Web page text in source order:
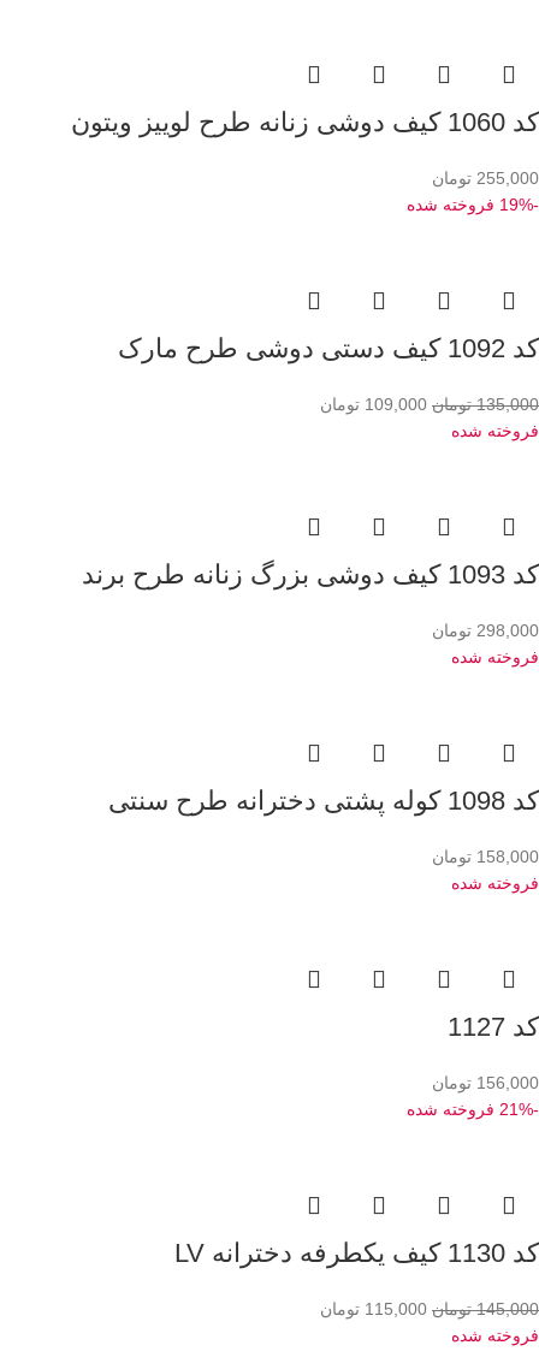
کد 1060 کیف دوشی زنانه طرح لوییز ویتون
255,000 تومان
-19%
فروخته شده
کد 1092 کیف دستی دوشی طرح مارک
135,000 تومان 109,000 تومان
فروخته شده
کد 1093 کیف دوشی بزرگ زنانه طرح برند
298,000 تومان
فروخته شده
کد 1098 کوله پشتی دخترانه طرح سنتی
158,000 تومان
فروخته شده
کد 1127
156,000 تومان
-21%
فروخته شده
کد 1130 کیف یکطرفه دخترانه LV
145,000 تومان 115,000 تومان
فروخته شده